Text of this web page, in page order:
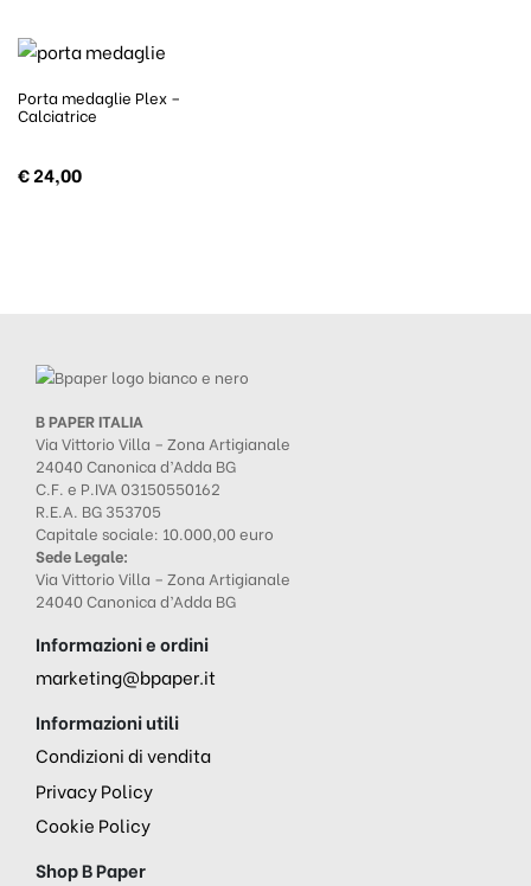
Porta medaglie Plex –
Calciatrice
€24,00
B PAPER ITALIA
Via Vittorio Villa – Zona Artigianale
24040 Canonica d’Adda BG
C.F. e P.IVA 03150550162
R.E.A. BG 353705
Capitale sociale: 10.000,00 euro
Sede Legale:
Via Vittorio Villa – Zona Artigianale
24040 Canonica d’Adda BG
Informazioni e ordini
marketing@bpaper.it
Informazioni utili
Condizioni di vendita
Privacy Policy
Cookie Policy
Shop B Paper